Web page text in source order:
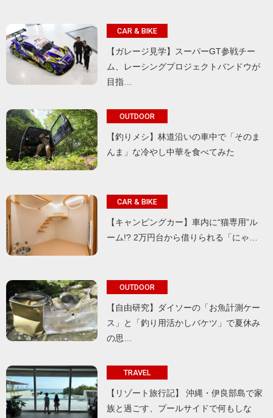
CAR & BIKE
【ガレージ見学】スーパーGT参戦チー
ム、レーシングプロジェクトバンドウが
目指…
OUTDOOR
【釣りメシ】林道沿いの車中で「そのま
んま」な冷やし中華を食べてみた
CAR & BIKE
【キャンピングカー】車内に“猫専用”ル
ーム!? 2万円台から借りられる「にゃ…
OUTDOOR
【自由研究】ダイソーの「お魚計測ケー
ス」と「釣り用活かしバケツ」で夏休み
の思…
TRAVEL
【リゾート旅行記】 沖縄・伊良部島で家
族と過ごす、プールサイドで何もしな